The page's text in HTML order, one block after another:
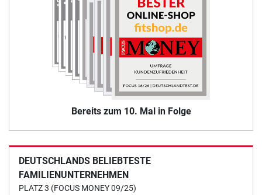
Bereits zum 10. Mal in Folge
DEUTSCHLANDS BELIEBTESTE
FAMILIENUNTERNEHMEN
PLATZ 3 (FOCUS MONEY 09/25)